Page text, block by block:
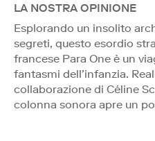
LA NOSTRA OPINIONE
Esplorando un insolito
segreti, questo esordio
francese Para One è un
fantasmi dell’infanzia.
collaborazione di Céline
colonna sonora apre un